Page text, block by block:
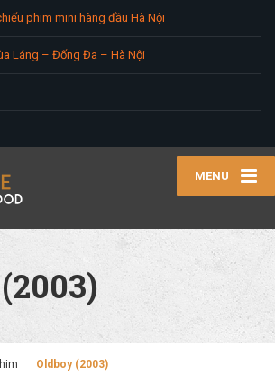
phim mini hàng đầu Hà Nội
Láng – Đống Đa – Hà Nội
MENU
Oldboy (2003)